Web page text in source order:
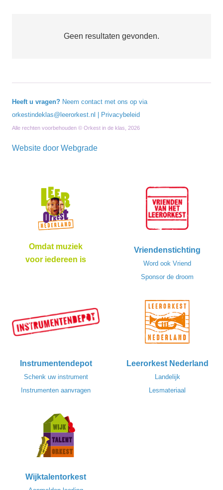
Geen resultaten gevonden.
Omdat muziek
voor iedereen is
Vriendenstichting
Word ook Vriend
Sponsor de droom
Instrumentendepot
Schenk uw instrument
Instrumenten aanvragen
Leerorkest Nederland
Landelijk
Lesmateriaal
Wijktalentorkest
Heeft u vragen? Neem contact met ons op via
orkestindeklas@leerorkest.nl
Privacybeleid
Alle rechten voorbehouden © Orkest in de klas, 2026
Website door Webgrade